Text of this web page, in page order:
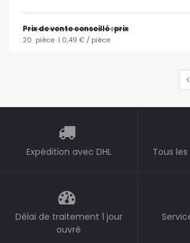
Prix ​​de vente conseillé : prix
20 pièce | 0,49 € / pièce
Expédition avec DHL Tous
Délai de traitement 1 jour
ouvré